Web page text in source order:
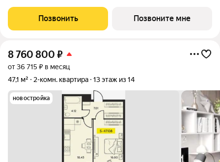
Позвонить Позвоните мне
8 760 800 ₽
от 36 715 ₽ в месяц
47,1 м²
2-комн. квартира 13 этаж из 14
новостройка